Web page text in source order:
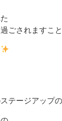
ごされますこ
テージアップ